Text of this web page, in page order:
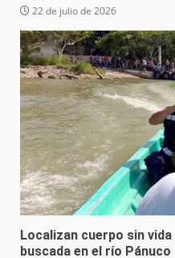
22 de julio de 2026
Localizan cuerpo sin
buscada en el río Pánuco